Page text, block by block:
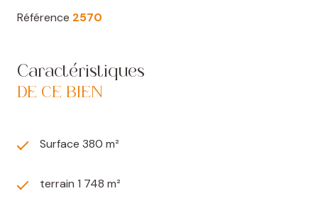
Référence 2570
Caractéristiques
DE CE BIEN
Surface 380 m²
terrain 1 748 m²